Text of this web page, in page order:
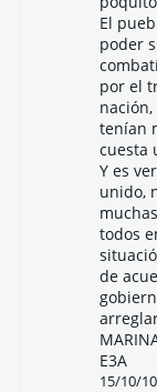
El
poder
por el
tenían
cuesta
Y es
unido,
todos
de
E3A
15/10/